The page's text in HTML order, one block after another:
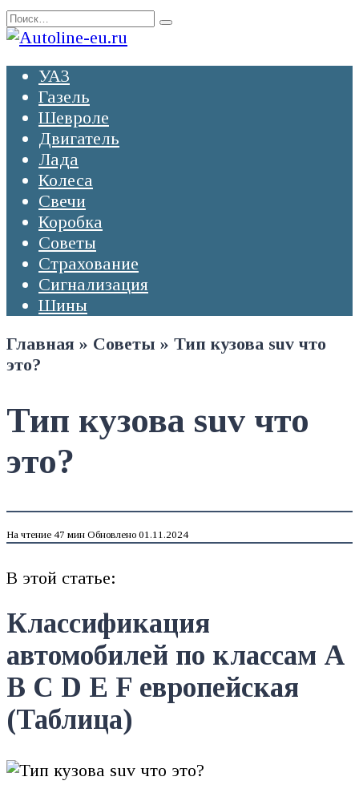
Перейти
к
Search
for:
УАЗ
Газель
Шевроле
Двигатель
Лада
Колеса
Свечи
Коробка
Советы
Страхование
Сигнализация
Шины
Главная » Советы » Тип кузова suv что
это?
Тип кузова suv что
это?
На чтение 47 мин Обновлено 01.11.2024
В этой статье:
Классификация
автомобилей по классам A
B C D E F европейская
(Таблица)